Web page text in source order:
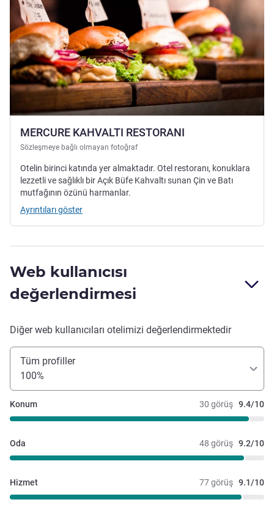
MERCURE KAHVALTI RESTORANI
Sözleşmeye bağlı olmayan fotoğraf
Otelin birinci katında yer almaktadır. Otel restoranı, konuklara
lezzetli ve sağlıklı bir Açık Büfe Kahvaltı sunan Çin ve Batı
mutfağının özünü harmanlar.
Ayrıntıları göster
Web kullanıcısı
değerlendirmesi
Diğer web kullanıcıları otelimizi değerlendirmektedir
Tüm profiller
100%
30 görüş 9.4/10
Konum
48 görüş 9.2/10
Oda
77 görüş 9.1/10
Hizmet